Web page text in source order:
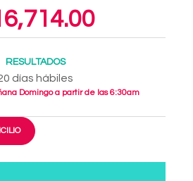
RESULTADOS
días hábiles
Domingo a partir de las 6:30am